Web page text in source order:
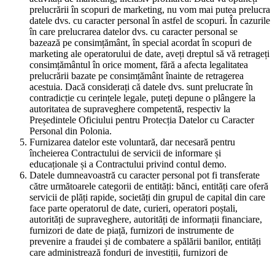
prelucrării în scopuri de marketing, nu vom mai putea prelucra
datele dvs. cu caracter personal în astfel de scopuri. În cazurile
în care prelucrarea datelor dvs. cu caracter personal se
bazează pe consimțământ, în special acordat în scopuri de
marketing ale operatorului de date, aveți dreptul să vă retrageți
consimțământul în orice moment, fără a afecta legalitatea
prelucrării bazate pe consimțământ înainte de retragerea
acestuia. Dacă considerați că datele dvs. sunt prelucrate în
contradicție cu cerințele legale, puteți depune o plângere la
autoritatea de supraveghere competentă, respectiv la
Președintele Oficiului pentru Protecția Datelor cu Caracter
Personal din Polonia.
Furnizarea datelor este voluntară, dar necesară pentru
încheierea Contractului de servicii de informare și
educaționale și a Contractului privind contul demo.
Datele dumneavoastră cu caracter personal pot fi transferate
către următoarele categorii de entități: bănci, entități care oferă
servicii de plăți rapide, societăți din grupul de capital din care
face parte operatorul de date, curieri, operatori poștali,
autorități de supraveghere, autorități de informații financiare,
furnizori de date de piață, furnizori de instrumente de
prevenire a fraudei și de combatere a spălării banilor, entități
care administrează fonduri de investiții, furnizori de